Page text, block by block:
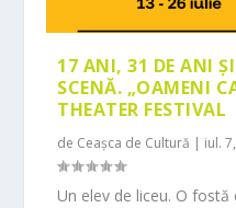
17 ANI, 31 DE ANI
SCENĂ. „OAMENI
THEATER FESTIVAL
de Ceașca de Cultură | iul.
Un elev de liceu. O